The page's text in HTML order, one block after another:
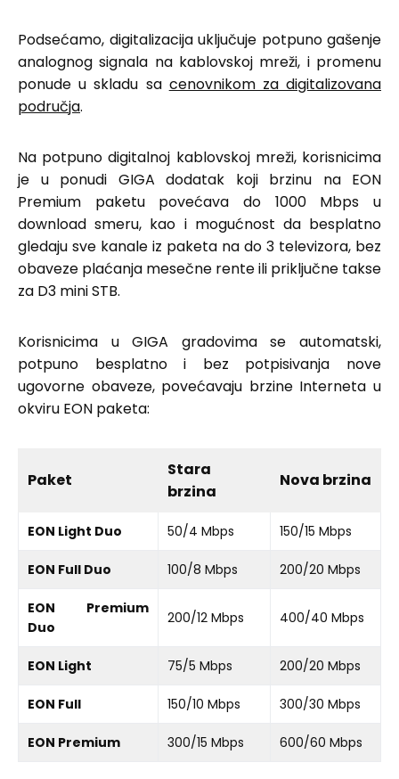
Podsećamo, digitalizacija uključuje potpuno gašenje
analognog signala na kablovskoj mreži, i promenu
ponude u skladu sa cenovnikom za digitalizovana
područja.
Na potpuno digitalnoj kablovskoj mreži, korisnicima
je u ponudi GIGA dodatak koji brzinu na EON
Premium paketu povećava do 1000 Mbps u
download smeru, kao i mogućnost da besplatno
gledaju sve kanale iz paketa na do 3 televizora, bez
obaveze plaćanja mesečne rente ili priključne takse
za D3 mini STB.
Korisnicima u GIGA gradovima se automatski,
potpuno besplatno i bez potpisivanja nove
ugovorne obaveze, povećavaju brzine Interneta u
okviru EON paketa:
Paket
Stara
brzina
Nova brzina
EON Light Duo 50/4 Mbps 150/15 Mbps
EON Full Duo 100/8 Mbps 200/20 Mbps
EON Premium
Duo
200/12 Mbps 400/40 Mbps
EON Light 75/5 Mbps 200/20 Mbps
EON Full 150/10 Mbps 300/30 Mbps
EON Premium 300/15 Mbps 600/60 Mbps